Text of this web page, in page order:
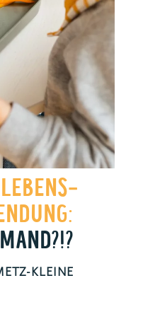
LEBENS­
KLEINE